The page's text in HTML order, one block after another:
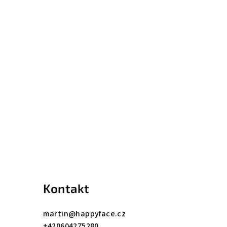
Kontakt
martin@happyface.cz